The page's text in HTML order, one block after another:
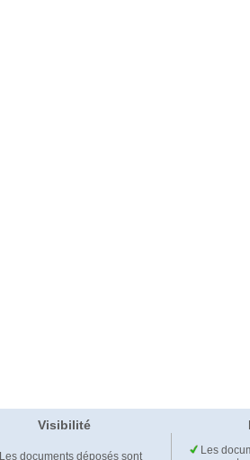
Visibilité
documents déposés sont
Les